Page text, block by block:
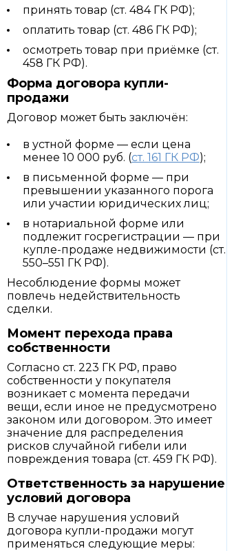
принять товар (ст. 484 ГК РФ);
оплатить товар (ст. 486 ГК РФ);
осмотреть товар при приёмке (ст.
458 ГК РФ).
Форма договора купли-
продажи
Договор может быть заключён:
в устной форме — если цена
менее 10 000 руб. (ст. 161 ГК РФ);
в письменной форме — при
превышении указанного порога
или участии юридических лиц;
в нотариальной форме или
подлежит госрегистрации — при
купле-продаже недвижимости (ст.
550–551 ГК РФ).
Несоблюдение формы может
повлечь недействительность
сделки.
Момент перехода права
собственности
Согласно ст. 223 ГК РФ, право
собственности у покупателя
возникает с момента передачи
вещи, если иное не предусмотрено
законом или договором. Это имеет
значение для распределения
рисков случайной гибели или
повреждения товара (ст. 459 ГК РФ).
Ответственность за нарушение
условий договора
В случае нарушения условий
договора купли-продажи могут
применяться следующие меры: